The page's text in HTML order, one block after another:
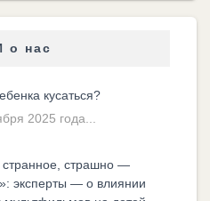
о нас
кусаться?
2025 года...
страшно —
эксперты — о влиянии